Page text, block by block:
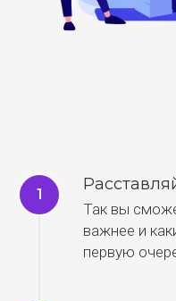
Так вы
важнее и
первую